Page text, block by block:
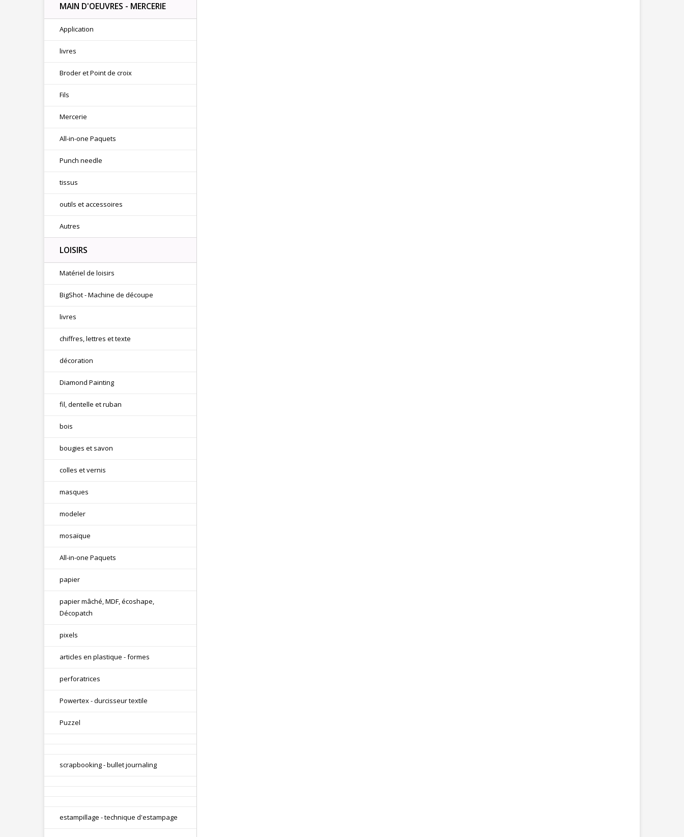
MAIN D'OEUVRES - MERCERIE
Application
livres
Broder et Point de croix
Fils
Mercerie
All-in-one Paquets
Punch needle
tissus
outils et accessoires
Autres
LOISIRS
Matériel de loisirs
BigShot - Machine de découpe
livres
chiffres, lettres et texte
décoration
Diamond Painting
fil, dentelle et ruban
bois
bougies et savon
colles et vernis
masques
modeler
mosaïque
All-in-one Paquets
papier
papier mâché, MDF, écoshape,
Décopatch
pixels
articles en plastique - formes
perforatrices
Powertex - durcisseur textile
Puzzel
scrapbooking - bullet journaling
estampillage - technique d'estampage